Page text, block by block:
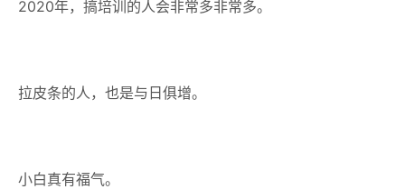
2020年，搞培训的人会非常多非常多。
拉皮条的人，也是与日俱增。
小白真有福气。